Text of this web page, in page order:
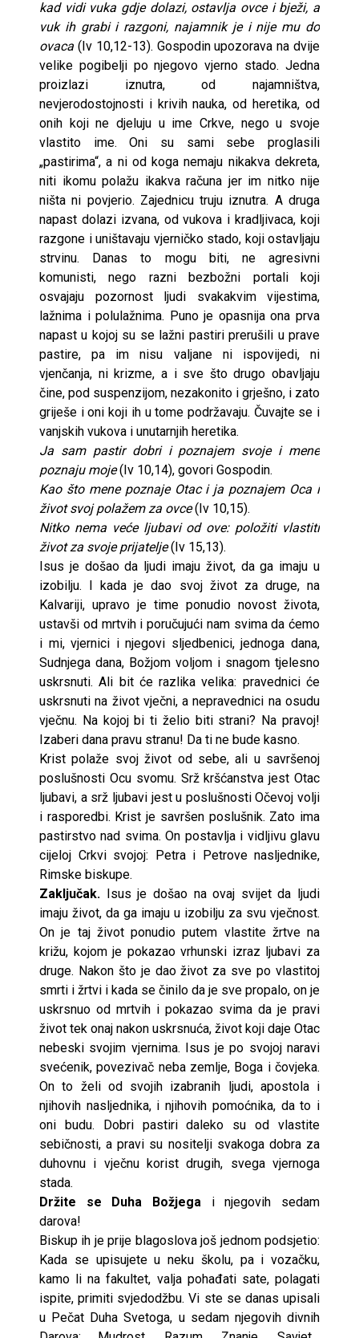
kad vidi vuka gdje dolazi, ostavlja ovce i bježi, a
vuk ih grabi i razgoni, najamnik je i nije mu do
ovaca (Iv 10,12-13). Gospodin upozorava na dvije
velike pogibelji po njegovo vjerno stado. Jedna
proizlazi iznutra, od najamništva,
nevjerodostojnosti i krivih nauka, od heretika, od
onih koji ne djeluju u ime Crkve, nego u svoje
vlastito ime. Oni su sami sebe proglasili
„pastirima“, a ni od koga nemaju nikakva dekreta,
niti ikomu polažu ikakva računa jer im nitko nije
ništa ni povjerio. Zajednicu truju iznutra. A druga
napast dolazi izvana, od vukova i kradljivaca, koji
razgone i uništavaju vjerničko stado, koji ostavljaju
strvinu. Danas to mogu biti, ne agresivni
komunisti, nego razni bezbožni portali koji
osvajaju pozornost ljudi svakakvim vijestima,
lažnima i polulažnima. Puno je opasnija ona prva
napast u kojoj su se lažni pastiri prerušili u prave
pastire, pa im nisu valjane ni ispovijedi, ni
vjenčanja, ni krizme, a i sve što drugo obavljaju
čine, pod suspenzijom, nezakonito i grješno, i zato
griješe i oni koji ih u tome podržavaju. Čuvajte se i
vanjskih vukova i unutarnjih heretika.
Ja sam pastir dobri i poznajem svoje i mene
poznaju moje(Iv 10,14), govori Gospodin.
Kao što mene poznaje Otac i ja poznajem Oca i
život svoj polažem za ovce(Iv 10,15).
Nitko nema veće ljubavi od ove: položiti vlastiti
život za svoje prijatelje(Iv 15,13).
Isus je došao da ljudi imaju život, da ga imaju u
izobilju. I kada je dao svoj život za druge, na
Kalvariji, upravo je time ponudio novost života,
ustavši od mrtvih i poručujući nam svima da ćemo
i mi, vjernici i njegovi sljedbenici, jednoga dana,
Sudnjega dana, Božjom voljom i snagom tjelesno
uskrsnuti. Ali bit će razlika velika: pravednici će
uskrsnuti na život vječni, a nepravednici na osudu
vječnu. Na kojoj bi ti želio biti strani? Na pravoj!
Izaberi dana pravu stranu! Da ti ne bude kasno.
Krist polaže svoj život od sebe, ali u savršenoj
poslušnosti Ocu svomu. Srž kršćanstva jest Otac
ljubavi, a srž ljubavi jest u poslušnosti Očevoj volji
i rasporedbi. Krist je savršen poslušnik. Zato ima
pastirstvo nad svima. On postavlja i vidljivu glavu
cijeloj Crkvi svojoj: Petra i Petrove nasljednike,
Rimske biskupe.
Zaključak. Isus je došao na ovaj svijet da ljudi
imaju život, da ga imaju u izobilju za svu vječnost.
On je taj život ponudio putem vlastite žrtve na
križu, kojom je pokazao vrhunski izraz ljubavi za
druge. Nakon što je dao život za sve po vlastitoj
smrti i žrtvi i kada se činilo da je sve propalo, on je
uskrsnuo od mrtvih i pokazao svima da je pravi
život tek onaj nakon uskrsnuća, život koji daje Otac
nebeski svojim vjernima. Isus je po svojoj naravi
svećenik, povezivač neba zemlje, Boga i čovjeka.
On to želi od svojih izabranih ljudi, apostola i
njihovih nasljednika, i njihovih pomoćnika, da to i
oni budu. Dobri pastiri daleko su od vlastite
sebičnosti, a pravi su nositelji svakoga dobra za
duhovnu i vječnu korist drugih, svega vjernoga
stada.
Držite se Duha Božjega i njegovih sedam
darova!
Biskup ih je prije blagoslova još jednom podsjetio:
Kada se upisujete u neku školu, pa i vozačku,
kamo li na fakultet, valja pohađati sate, polagati
ispite, primiti svjedodžbu. Vi ste se danas upisali
u Pečat Duha Svetoga, u sedam njegovih divnih